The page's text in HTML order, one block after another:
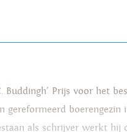
Prijs voor het
als schrijver werkt hij